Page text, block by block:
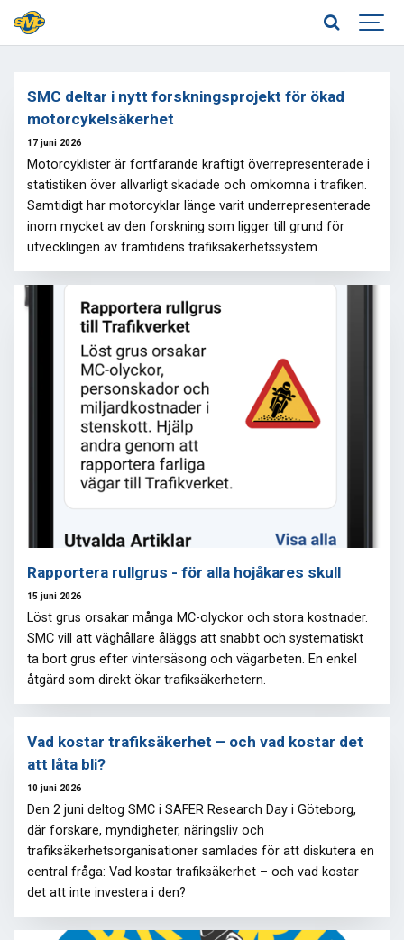
SMC deltar i nytt forskningsprojekt för ökad
motorcykelsäkerhet
17 juni 2026
Motorcyklister är fortfarande kraftigt överrepresenterade i
statistiken över allvarligt skadade och omkomna i trafiken.
Samtidigt har motorcyklar länge varit underrepresenterade
inom mycket av den forskning som ligger till grund för
utvecklingen av framtidens trafiksäkerhetssystem.
Rapportera rullgrus - för alla hojåkares skull
15 juni 2026
Löst grus orsakar många MC-olyckor och stora kostnader.
SMC vill att väghållare åläggs att snabbt och systematiskt
ta bort grus efter vintersäsong och vägarbeten. En enkel
åtgärd som direkt ökar trafiksäkerhetern.
Vad kostar trafiksäkerhet – och vad kostar det
att låta bli?
10 juni 2026
Den 2 juni deltog SMC i SAFER Research Day i Göteborg,
där forskare, myndigheter, näringsliv och
trafiksäkerhetsorganisationer samlades för att diskutera en
central fråga: Vad kostar trafiksäkerhet – och vad kostar
det att inte investera i den?